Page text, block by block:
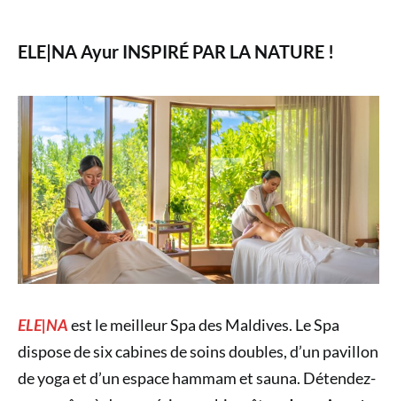
ELE|NA Ayur INSPIRÉ PAR LA NATURE !
ELE|NAest le meilleur Spa des Maldives. Le Spa
dispose de six cabines de soins doubles, d’un pavillon
de yoga et d’un espace hammam et sauna. Détendez-